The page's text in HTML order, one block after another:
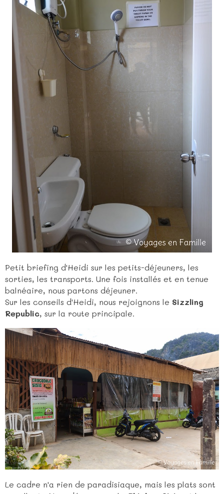
Petit briefing d'Heidi sur les petits-déjeuners, les
sorties, les transports. Une fois installés et en tenue
balnéaire, nous partons déjeuner.
Sur les conseils d'Heidi, nous rejoignons le Sizzling
Republic, sur la route principale.
Le cadre n'a rien de paradisiaque, mais les plats sont